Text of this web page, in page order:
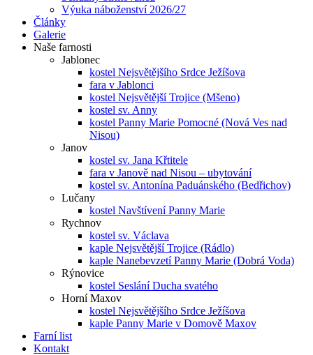
Výuka náboženství 2026/27
Články
Galerie
Naše farnosti
Jablonec
kostel Nejsvětějšího Srdce Ježíšova
fara v Jablonci
kostel Nejsvětější Trojice (Mšeno)
kostel sv. Anny
kostel Panny Marie Pomocné (Nová Ves nad
Nisou)
Janov
kostel sv. Jana Křtitele
fara v Janově nad Nisou – ubytování
kostel sv. Antonína Paduánského (Bedřichov)
Lučany
kostel Navštívení Panny Marie
Rychnov
kostel sv. Václava
kaple Nejsvětější Trojice (Rádlo)
kaple Nanebevzetí Panny Marie (Dobrá Voda)
Rýnovice
kostel Seslání Ducha svatého
Horní Maxov
kostel Nejsvětějšího Srdce Ježíšova
kaple Panny Marie v Domově Maxov
Farní list
Kontakt